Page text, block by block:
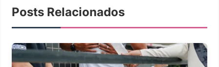
Posts Relacionados